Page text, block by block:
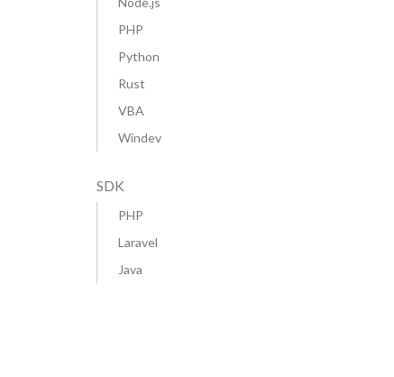
PHP
Python
Rust
VBA
Windev
SDK
PHP
Laravel
Java